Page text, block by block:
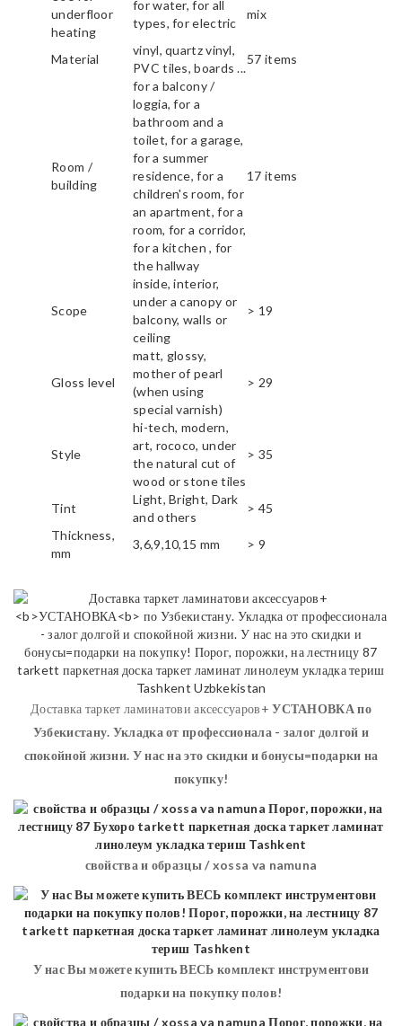
underfloor
heating
for water, for all
types, for electric
mix
Material
vinyl, quartz vinyl,
PVC tiles, boards ...
57 items
Room /
building
for a balcony /
loggia, for a
bathroom and a
toilet, for a garage,
for a summer
residence, for a
children's room, for
an apartment, for a
room, for a corridor,
for a kitchen , for
the hallway
17 items
Scope
inside, interior,
under a canopy or
balcony, walls or
ceiling
> 19
Gloss level
matt, glossy,
mother of pearl
(when using
special varnish)
> 29
Style
hi-tech, modern,
art, rococo, under
the natural cut of
wood or stone tiles
> 35
Tint
Light, Bright, Dark
and others
> 45
Thickness,
mm
3,6,9,10,15 mm > 9
Доставка таркет ламинатови аксессуаров+УСТАНОВКАпо
Узбекистану. Укладка от профессионала - залог долгой и
спокойной жизни. У нас на это скидки и бонусы=подарки на
покупку!
свойства и образцы / xossa va namuna
У нас Вы можете купить ВЕСЬ комплект инструментови
подарки на покупку полов!